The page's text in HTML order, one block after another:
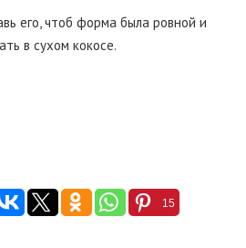
его, чтоб форма была ровной и
в сухом кокосе.
15